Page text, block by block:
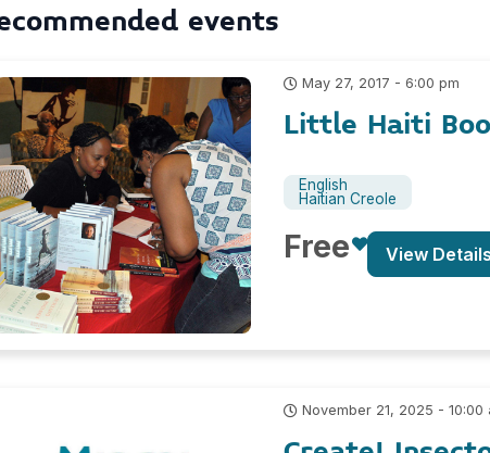
events
May 27, 2017 - 6:00 pm
Little Haiti
English
Haitian Creole
Free View Details
November 21, 2025 - 10:00